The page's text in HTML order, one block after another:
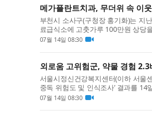
메가플란트치과, 무더위 속 이
부천시 소사구(구청장 홍기화)는 지
료급식소에 고춧가루 100만원 상당
네 무료급식소에서 지역 내 어르신
07월 14일 08:30
외로움 고위험군, 약물 경험
서울시정신건강복지센터(이하 서울
중독 위험도 및 인식조사’ 결과를
문제가 아닌 외로움·사회적 고립과
07월 14일 08:30